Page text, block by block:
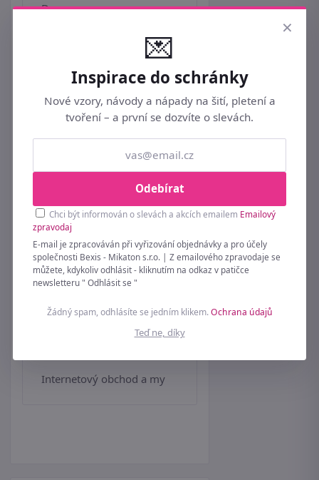
Domov
Poradna
Dětský svět
Pro ženy
Erotika
Nové prádelko přidáno
Parfémy a kosmetika
Internetový obchod a my
×
💌
Inspirace do schránky
Nové vzory, návody a nápady na šití, pletení a
tvoření – a první se dozvíte o slevách.
Odebírat
Chci být informován o slevách a akcích emailem Emailový
zpravodaj
E-mail je zpracováván při vyřizování objednávky a pro účely
společnosti Bexis - Mikaton s.r.o. | Z emailového zpravodaje se
můžete, kdykoliv odhlásit - kliknutím na odkaz v patičce
newsletteru " Odhlásit se "
Žádný spam, odhlásíte se jedním klikem.Ochrana údajů
Teď ne, díky